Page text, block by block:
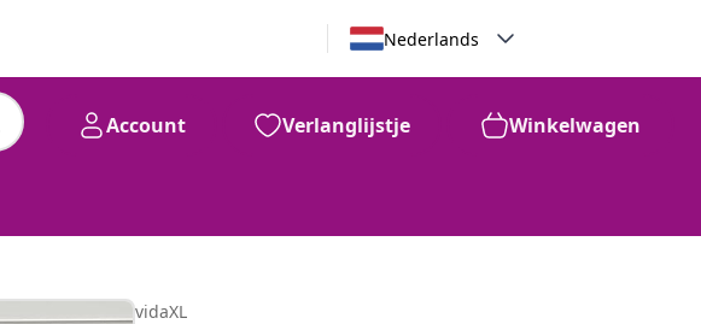
Nederlands
Account Verlanglijstje Winkelwagen
vidaXL